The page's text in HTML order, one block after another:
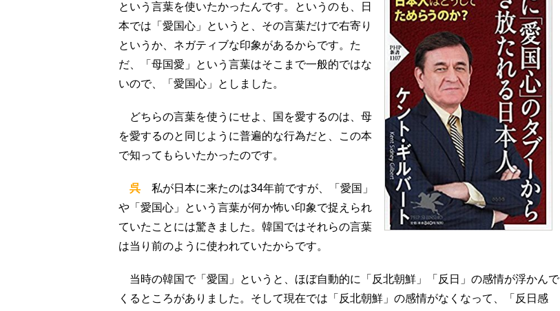
という言葉を使いたかったんです。というのも、日
本では「愛国心」というと、その言葉だけで右寄り
というか、ネガティブな印象があるからです。た
だ、「母国愛」という言葉はそこまで一般的ではな
いので、「愛国心」としました。
どちらの言葉を使うにせよ、国を愛するのは、母
を愛するのと同じように普遍的な行為だと、この本
で知ってもらいたかったのです。
呉
私が日本に来たのは34年前ですが、「愛国」
や「愛国心」という言葉が何か怖い印象で捉えられ
ていたことには驚きました。韓国ではそれらの言葉
は当り前のように使われていたからです。
当時の韓国で「愛国」というと、ほぼ自動的に「反北朝鮮」「反日」の感情が浮かんで
くるところがありました。そして現在では「反北朝鮮」の感情がなくなって、「反日感